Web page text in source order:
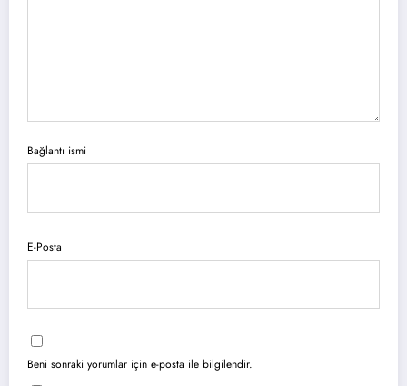
Bağlantı ismi
E-Posta
Beni sonraki yorumlar için e-posta ile bilgilendir.